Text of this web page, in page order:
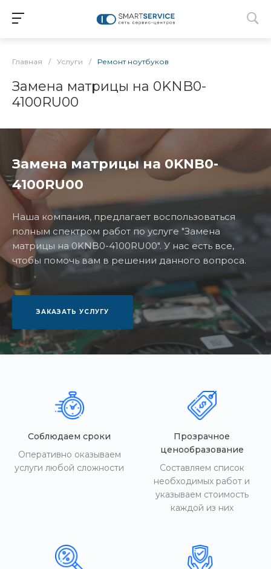
Главная / Услуги / Ремонт ноутбуков
Замена матрицы на 0KNB0-
4100RU00
Замена матрицы на 0KNB0-
4100RU00
Наша компания, предлагает воспользоваться
полным спектром работ по услуге "Замена
матрицы на 0KNB0-4100RU00". У нас есть все,
чтобы помочь вам в решении данного вопроса.
ЗАКАЗАТЬ УСЛУГУ
Соблюдаем сроки
Оперативно оказываем
услуги любой сложности
Прозрачное
ценообразование
Составляем список
необходимых работ и
указываем стоимость
каждой из них